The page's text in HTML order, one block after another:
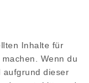
Inhalte für
Wenn du
aufgrund dieser